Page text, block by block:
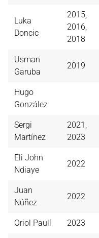
Luka
Doncic
2015,
2016,
2018
Usman
Garuba
2019
Hugo
González
Sergi
Martínez
2021,
2023
Eli John
Ndiaye
2022
Juan
Núñez
2022
Oriol Paulí 2023